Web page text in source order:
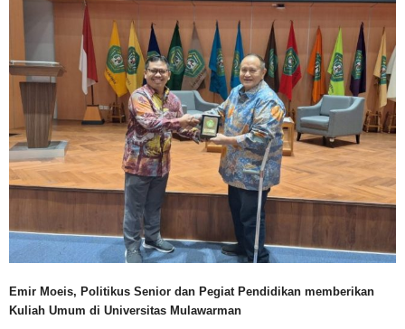
Emir Moeis, Politikus Senior dan Pegiat Pendidikan memberikan
Kuliah Umum di Universitas Mulawarman